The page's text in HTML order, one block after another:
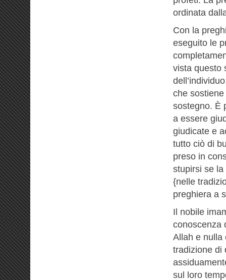
ordinata
Con la
eseguito le
vista questo
che
sostegno. È
a essere
giudicate e
tutto ciò di
preso in
stupirsi se
{nelle
preghiera a
Il nobile
conoscenza
Allah e nulla
tradizione di
sul loro